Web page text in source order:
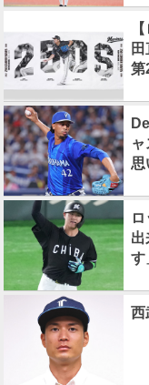
第
思
出
す
西